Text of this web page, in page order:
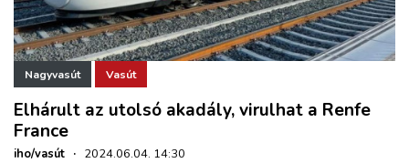
ELLÁTÁSI LÁNC
ZÖLDÚT
HAJÓZÁS
Nagyvasút Vasút
Elhárult az utolsó akadály, virulhat a Renfe
France
iho/vasút · 2024.06.04. 14:30